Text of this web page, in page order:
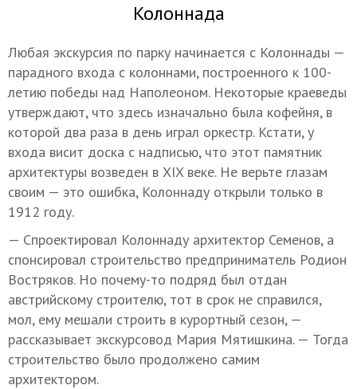
Колоннада
Любая экскурсия по парку начинается с Колоннады —
парадного входа с колоннами, построенного к 100-
летию победы над Наполеоном. Некоторые краеведы
утверждают, что здесь изначально была кофейня, в
которой два раза в день играл оркестр. Кстати, у
входа висит доска с надписью, что этот памятник
архитектуры возведен в XIX веке. Не верьте глазам
своим — это ошибка, Колоннаду открыли только в
1912 году.
— Спроектировал Колоннаду архитектор Семенов, а
спонсировал строительство предприниматель Родион
Востряков. Но почему-то подряд был отдан
австрийскому строителю, тот в срок не справился,
мол, ему мешали строить в курортный сезон, —
рассказывает экскурсовод Мария Мятишкина. — Тогда
строительство было продолжено самим
архитектором.